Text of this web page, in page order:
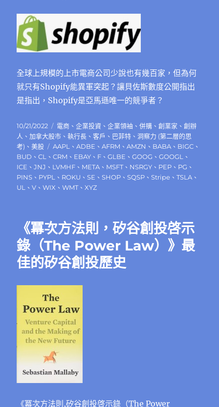
全球上規模的上市電商公司少說也有幾百家，但為何
就只有Shopify能異軍突起？讓貝佐斯數度公開指出
是指出，Shopify是亞馬遜唯一的競爭者？
發
佈
日
期:
10/21/2022
分
類
電商 、企業投資 、企業領袖 、併購 、創業家 、創辦
人 、加拿大股市 、執行長 、客戶 、 巴菲特 、洞察力 (第二層的思
考) 、美股
標
籤
AAPL 、ADBE 、AFRM 、AMZN 、 BABA 、 BIGC 、
BUD 、CL 、CRM 、 EBAY 、 F 、GLBE 、GOOG 、GOOGL
、
ICE 、JNJ 、 LVMHF 、 META 、 MSFT、 NSRGY 、 PEP 、 PG 、
PINS 、 PYPL 、 ROKU 、SE 、SHOP 、SQSP 、Stripe 、TSLA 、
UL
、V 、WIX 、WMT、XYZ
《冪次方法則，矽谷創投啓示
錄（The Power Law）》最
佳的矽谷創投歷史
《冪次方法則,矽谷創投啓示錄（The Power